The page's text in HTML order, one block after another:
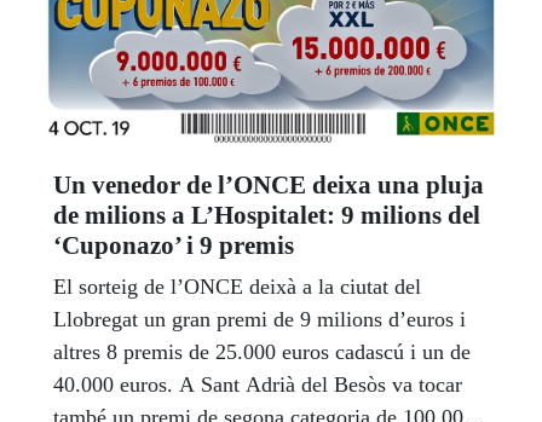
Un venedor de l’ONCE deixa una pluja
de milions a L’Hospitalet: 9 milions del
‘Cuponazo’ i 9 premis
El sorteig de l’ONCE deixà a la ciutat del
Llobregat un gran premi de 9 milions d’euros i
altres 8 premis de 25.000 euros cadascú i un de
40.000 euros. A Sant Adrià del Besòs va tocar
també un premi de segona categoria de 100.000